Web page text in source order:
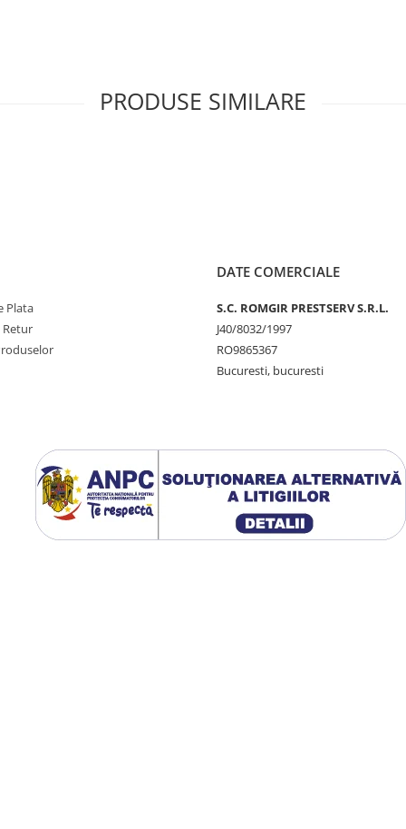
PRODUSE SIMILARE
Plata
Retur
DATE COMERCIALE
S.C. ROMGIR PRESTSERV S.R.L.
J40/8032/1997
RO9865367
Bucuresti, bucuresti